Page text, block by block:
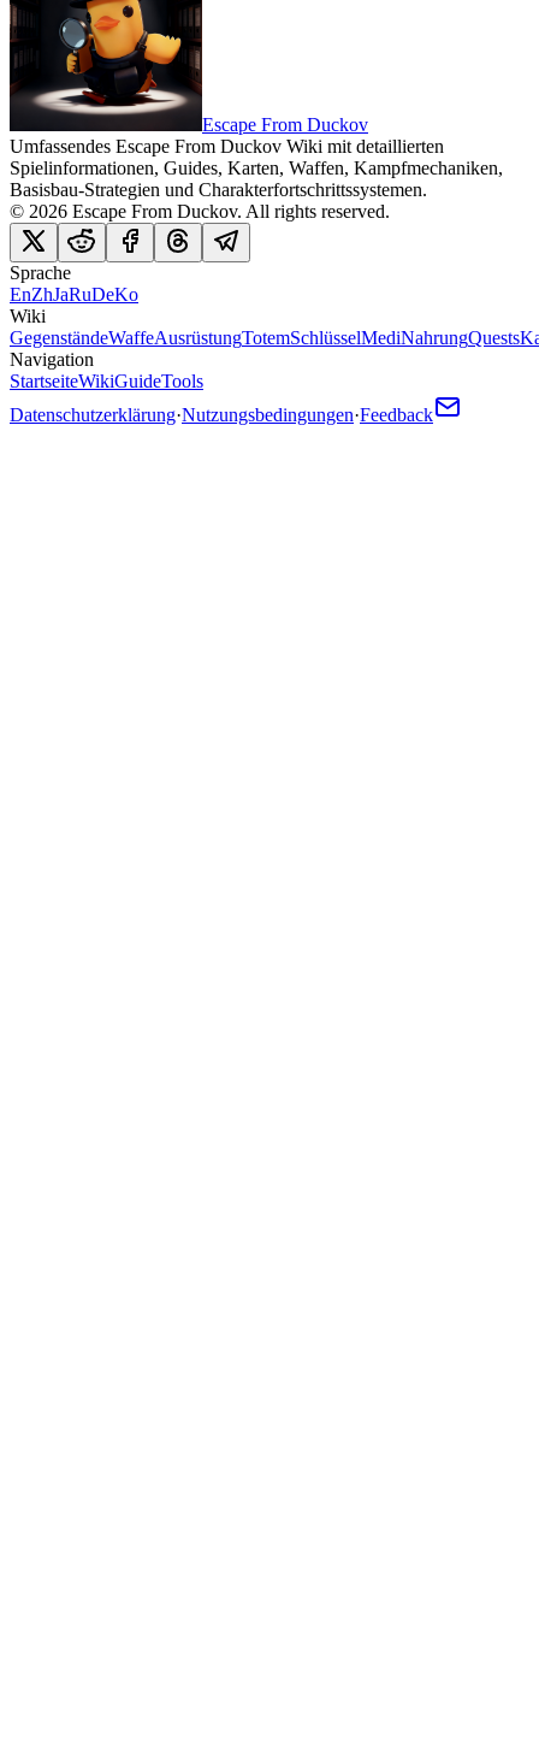
Escape From Duckov
Umfassendes Escape From Duckov Wiki mit detaillierten
Spielinformationen, Guides, Karten, Waffen, Kampfmechaniken,
Basisbau-Strategien und Charakterfortschrittssystemen.
© 2026 Escape From Duckov. All rights reserved.
Sprache
EnZhJaRuDeKo
Wiki
GegenständeWaffeAusrüstungTotemSchlüsselMediNahrungQuests
Navigation
StartseiteWikiGuideTools
Datenschutzerklärung·Nutzungsbedingungen·Feedback